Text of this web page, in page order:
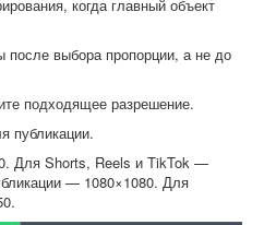
когда главный объект
после выбора пропорции, а не до
подходящее разрешение.
публикации.
Для Shorts, Reels и TikTok —
— 1080×1080. Для